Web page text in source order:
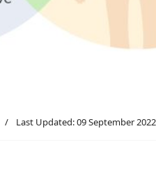
Last Updated: 09 September 2022